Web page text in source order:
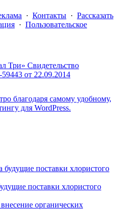
· Контакты · Рассказать
· Пользовательское
Три» Свидетельство
от 22.09.2014
благодаря самому удобному,
для WordPress.
поставки хлористого